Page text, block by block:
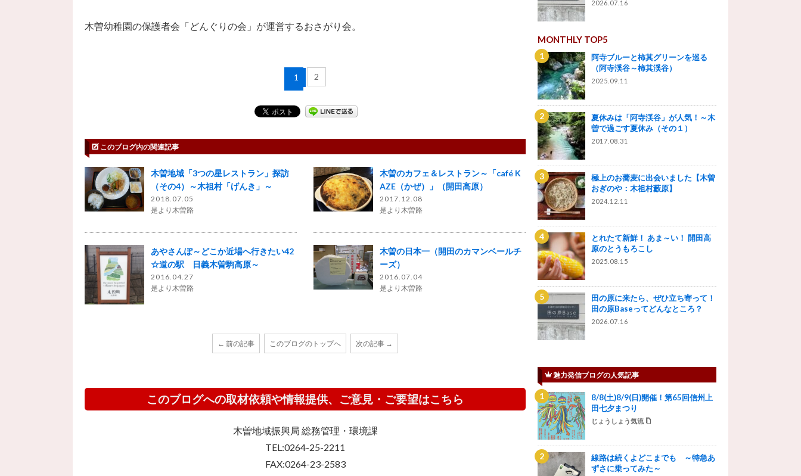
木曽幼稚園の保護者会「どんぐりの会」が運営するおさがり会。
1 2
このブログ内の関連記事
木曽地域「3つの星レストラン」探訪
（その4）～木祖村「げんき」～
2018.07.05
是より木曽路
木曽のカフェ＆レストラン～「café K
AZE（かぜ）」（開田高原）
2017.12.08
是より木曽路
あやさんぽ～どこか近場へ行きたい42
☆道の駅 日義木曽駒高原～
2016.04.27
是より木曽路
木曽の日本一（開田のカマンベールチ
ーズ）
2016.07.04
是より木曽路
← 前の記事 このブログのトップへ 次の記事 →
このブログへの取材依頼や情報提供、ご意見・ご要望はこちら
木曽地域振興局 総務管理・環境課
TEL:0264-25-2211
FAX:0264-23-2583
2026.07.16
MONTHLY TOP5
阿寺ブルーと柿其グリーンを巡る
（阿寺渓谷～柿其渓谷）
2025.09.11
夏休みは「阿寺渓谷」が人気！～木
曽で過ごす夏休み（その１）
2017.08.31
極上のお蕎麦に出会いました【木曽
おぎのや：木祖村藪原】
2024.12.11
とれたて新鮮！ あま～い！ 開田高
原のとうもろこし
2025.08.15
田の原に来たら、ぜひ立ち寄って！
田の原Baseってどんなところ？
2026.07.16
魅力発信ブログの人気記事
8/8(土)8/9(日)開催！第65回信州上
田七夕まつり
じょうしょう気流
線路は続くよどこまでも ～特急あ
ずさに乗ってみた～